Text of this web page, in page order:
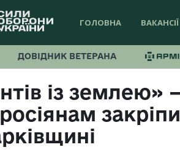
ГОЛОВНА ВАКАНСІЇ
ДОВІДНИК ВЕТЕРАНА
із землею»